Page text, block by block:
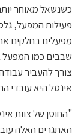
כשנשאל מאוחר
פעילות המפעל,
מפעלים בחלקים
שבבים כמו המפעל
צורך להעביר
אינטל היא עובדי
"החוסן של צוות
האתגרים האלה